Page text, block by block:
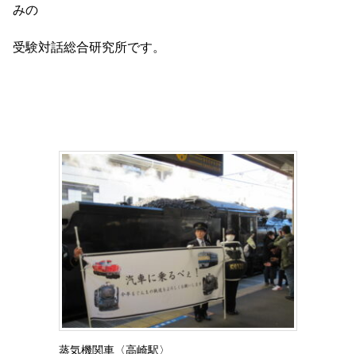
みの
受験対話総合研究所です。
蒸気機関車〈高崎駅〉